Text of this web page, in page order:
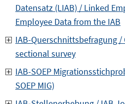
Datensatz (LIAB) / Linked
Employee Data from the IAB
IAB-Querschnittsbefragung /
sectional survey
IAB-SOEP
SOEP MIG)